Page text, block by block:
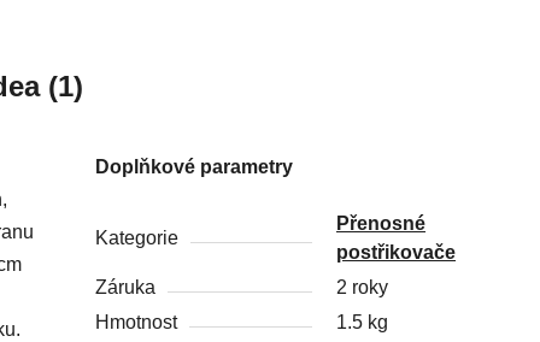
(1)
Doplňkové parametry
Kategorie
Přenosné
postřikovače
Záruka
2 roky
Hmotnost
1.5 kg